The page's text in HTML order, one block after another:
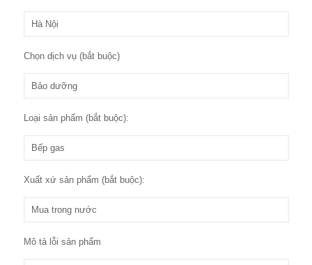
Chọn dịch vụ (bắt buộc)
Loại sản phẩm (bắt buộc):
Xuất xứ sản phẩm (bắt buộc):
Mô tả lỗi sản phẩm